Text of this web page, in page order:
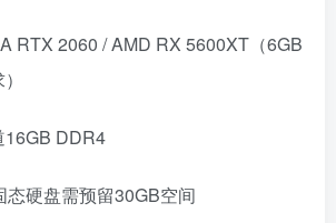
RTX 2060 / AMD RX 5600XT（6GB
16GB DDR4
硬盘需预留30GB空间